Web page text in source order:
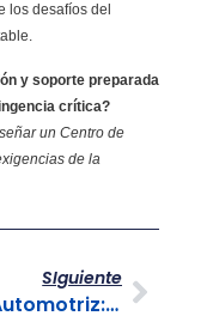
los desafíos del
y soporte preparada
crítica?
un Centro de
de la
SIguiente
BPO Automotriz: IA y Omnicanalidad en Ventas y Postventa